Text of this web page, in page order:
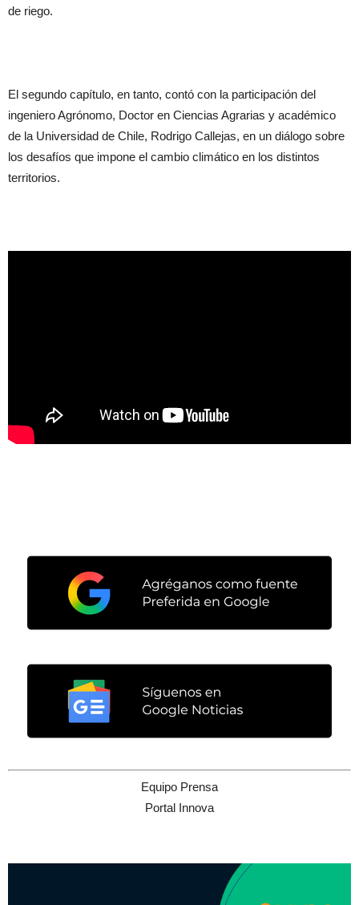
de riego.
El segundo capítulo, en tanto, contó con la participación del
ingeniero Agrónomo, Doctor en Ciencias Agrarias y académico
de la Universidad de Chile, Rodrigo Callejas, en un diálogo sobre
los desafíos que impone el cambio climático en los distintos
territorios.
Equipo Prensa
Portal Innova